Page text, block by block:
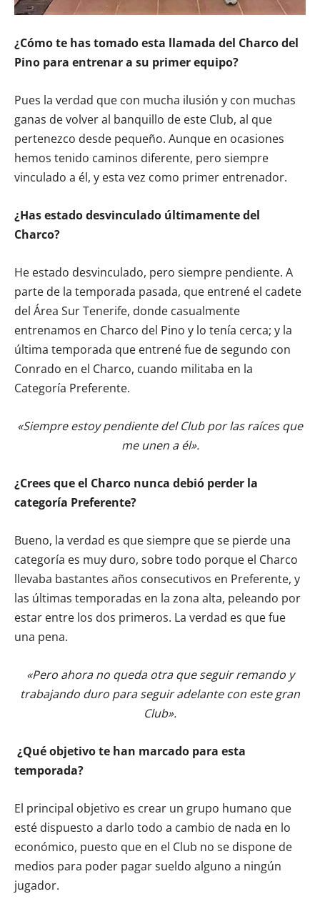
¿Cómo te has tomado esta llamada del Charco del
Pino para entrenar a su primer equipo?
Pues la verdad que con mucha ilusión y con muchas
ganas de volver al banquillo de este Club, al que
pertenezco desde pequeño. Aunque en ocasiones
hemos tenido caminos diferente, pero siempre
vinculado a él, y esta vez como primer entrenador.
¿Has estado desvinculado últimamente del
Charco?
He estado desvinculado, pero siempre pendiente. A
parte de la temporada pasada, que entrené el cadete
del Área Sur Tenerife, donde casualmente
entrenamos en Charco del Pino y lo tenía cerca; y la
última temporada que entrené fue de segundo con
Conrado en el Charco, cuando militaba en la
Categoría Preferente.
«Siempre estoy pendiente del Club por las raíces que
me unen a él».
¿Crees que el Charco nunca debió perder la
categoría Preferente?
Bueno, la verdad es que siempre que se pierde una
categoría es muy duro, sobre todo porque el Charco
llevaba bastantes años consecutivos en Preferente, y
las últimas temporadas en la zona alta, peleando por
estar entre los dos primeros. La verdad es que fue
una pena.
«Pero ahora no queda otra que seguir remando y
trabajando duro para seguir adelante con este gran
Club».
¿Qué objetivo te han marcado para esta
temporada?
El principal objetivo es crear un grupo humano que
esté dispuesto a darlo todo a cambio de nada en lo
económico, puesto que en el Club no se dispone de
medios para poder pagar sueldo alguno a ningún
jugador.